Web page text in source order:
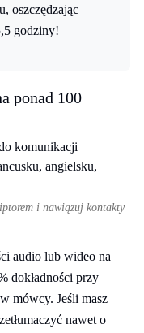
oszczędzając
godziny!
ponad 100
i nawiązuj kontakty
audio lub wideo na
dokładności przy
mówcy. Jeśli masz
nawet o